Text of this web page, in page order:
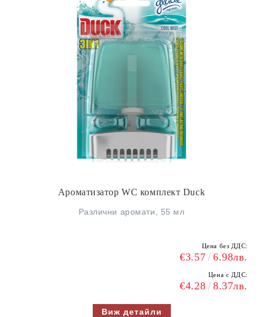
Ароматизатор WC комплект Duck
Различни аромати, 55 мл
Цена без ДДС:
€3.57 6.98лв.
Цена с ДДС:
€4.28 8.37лв.
Виж детайли